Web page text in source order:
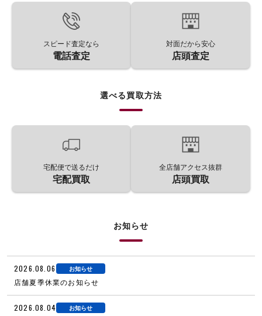
スピード査定なら
電話査定
対面だから安心
店頭査定
選べる買取方法
宅配便で送るだけ
宅配買取
全店舗アクセス抜群
店頭買取
お知らせ
2026.08.06 お知らせ
店舗夏季休業のお知らせ
2026.08.04 お知らせ